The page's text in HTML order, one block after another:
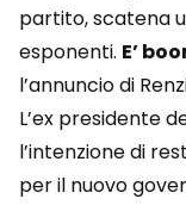
partito, scatena
esponenti. E’
l’annuncio di
L’ex presidente
l’intenzione di
per il nuovo